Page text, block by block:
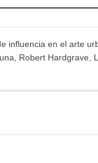
influencia en el arte
Robert Hardgrave,